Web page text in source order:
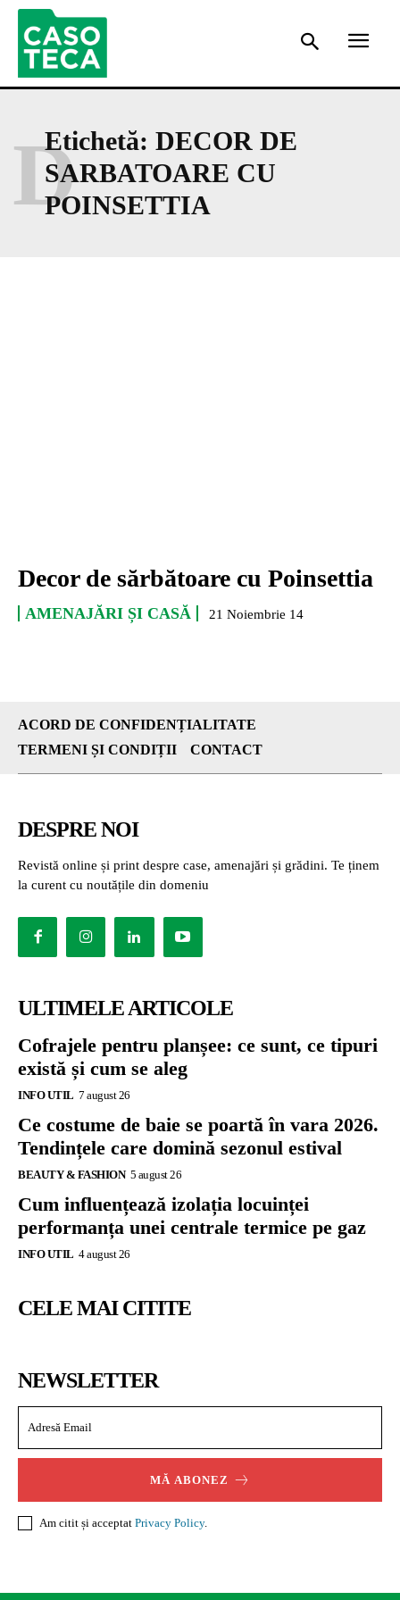
Etichetă: DECOR DE
SARBATOARE CU
POINSETTIA
D
Decor de sărbătoare cu Poinsettia
AMENAJĂRI ȘI CASĂ 21 Noiembrie 14
ACORD DE CONFIDENȚIALITATE
TERMENI ȘI CONDIȚII
CONTACT
DESPRE NOI
Revistă online și print despre case, amenajări și grădini. Te ținem
la curent cu noutățile din domeniu
ULTIMELE ARTICOLE
Cofrajele pentru planșee: ce sunt, ce tipuri
există și cum se aleg
INFO UTIL 7 august 26
Ce costume de baie se poartă în vara 2026.
Tendințele care domină sezonul estival
BEAUTY & FASHION 5 august 26
Cum influențează izolația locuinței
performanța unei centrale termice pe gaz
INFO UTIL 4 august 26
CELE MAI CITITE
NEWSLETTER
MĂ ABONEZ
Am citit și acceptat Privacy Policy.